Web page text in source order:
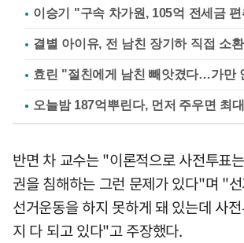
이승기 "구속 차가원, 105억 전세금
결별 아이유, 전 남친 장기하 직접 소환
효린 "절친에게 남친 빼앗겼다…가만
반면 차 교수는 "이론적으로 사전투표
권을 침해하는 그런 문제가 있다"며 "
선거운동을 하지 못하게 돼 있는데 사
지 다 되고 있다"고 주장했다.